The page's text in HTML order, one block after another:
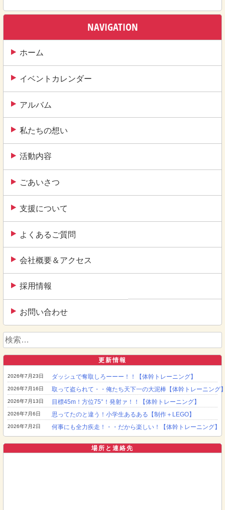
NAVIGATION
ホーム
イベントカレンダー
アルバム
私たちの想い
活動内容
ごあいさつ
支援について
よくあるご質問
会社概要＆アクセス
採用情報
お問い合わせ
検
索:
更新情報
ダッシュで奪取しろーーー！！【体幹トレーニング】
2026年7月23日
取って盗られて・・俺たち天下一の大泥棒【体幹トレーニング
2026年7月16日
目標45m！方位75°！発射ァ！！【体幹トレーニング】
2026年7月13日
思ってたのと違う！小学生あるある【制作＋LEGO】
2026年7月6日
何事にも全力疾走！・・だから楽しい！【体幹トレーニング】
2026年7月2日
場所と連絡先
ビ
ー
シ
ョ
ン